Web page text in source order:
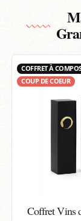
COFFRET À
COUP DE COEUR
Coffret Vins